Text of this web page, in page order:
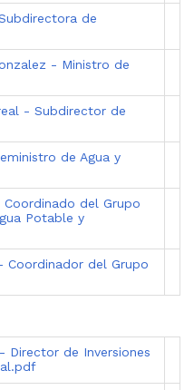
de
- Ministro de
- Subdirector de
de Agua y
Coordinado del Grupo
Potable y
Coordinador del Grupo
Director de Inversiones